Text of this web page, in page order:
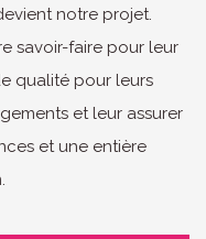
notre projet.
savoir-faire pour leur
qualité pour leurs
et leur assurer
et une entière